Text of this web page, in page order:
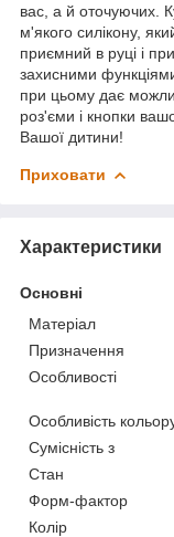
вас, а й оточуючих.
м'якого силікону,
приємний в руці і
захисними
при цьому дає
роз'єми і кнопки
Вашої дитини!
Приховати
Характеристики
Основні
Матеріал
Призначення
Особливості
Особливість
Сумісність з
Стан
Форм-фактор
Колір